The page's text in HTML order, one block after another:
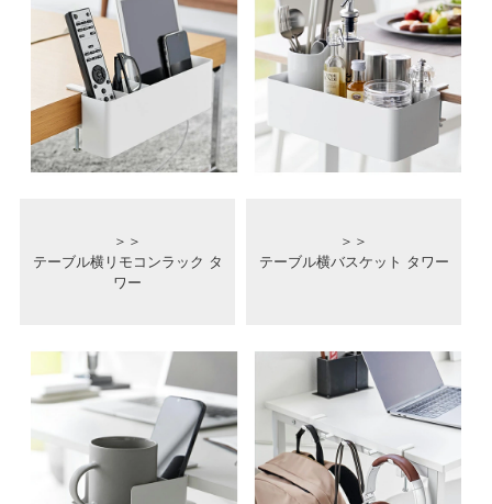
＞＞
テーブル横リモコンラック タ
ワー
＞＞
テーブル横バスケット タワー